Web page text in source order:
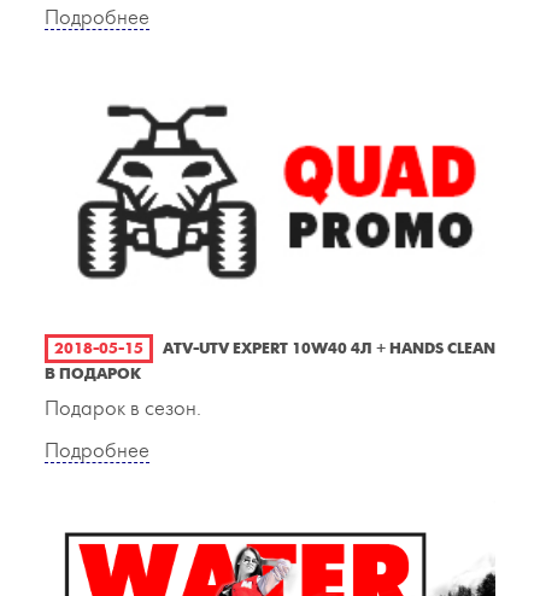
Подробнее
2018-05-15
ATV-UTV EXPERT 10W40 4Л + HANDS CLEAN
В ПОДАРОК
Подарок в сезон.
Подробнее